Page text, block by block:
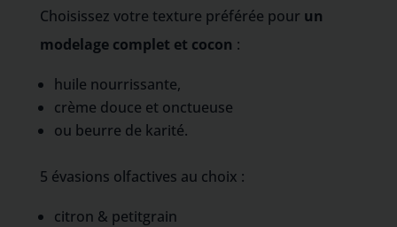
Choisissez votre texture préférée pour un
modelage complet et cocon :
huile nourrissante,
crème douce et onctueuse
ou beurre de karité.
5 évasions olfactives au choix :
citron & petitgrain